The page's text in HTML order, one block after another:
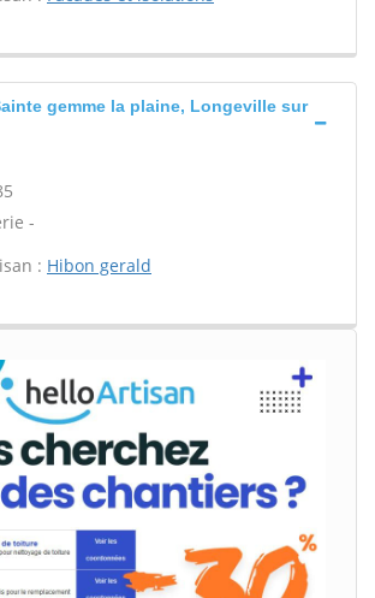
gemme la plaine, Longeville sur
-
: Hibon gerald